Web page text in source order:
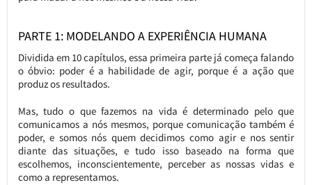
PARTE 1: MODELANDO A EXPERIÊNCIA HUMANA
Dividida em 10 capítulos, essa primeira parte já começa falando
o óbvio: poder é a habilidade de agir, porque é a ação que
produz os resultados.
Mas, tudo o que fazemos na vida é determinado pelo que
comunicamos a nós mesmos, porque comunicação também é
poder, e somos nós quem decidimos como agir e nos sentir
diante das situações, e tudo isso baseado na forma que
escolhemos, inconscientemente, perceber as nossas vidas e
como a representamos.